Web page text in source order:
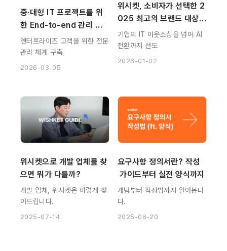
중·대형 IT 프로젝트를 위
한 End-to-end 관리 서
비스 '위시켓 엔터프라이
즈' 출범
엔터프라이즈 고객을 위한 전문
관리 체계 구축
2026-03-05
위시켓, 소비자가 선택한 2
025 최고의 브랜드 대상
수상
기업의 IT 아웃소싱을 넘어 AI
전환까지 선도
2026-01-02
위시켓으로 개발 업체를 찾
으면 뭐가 다를까?
개발 업체, 위시켓은 이렇게 찾
아드립니다.
2025-07-14
요구사항 정의서란? 작성
가이드부터 실전 양식까지
개념부터 작성법까지 알아봅니
다.
2025-06-20